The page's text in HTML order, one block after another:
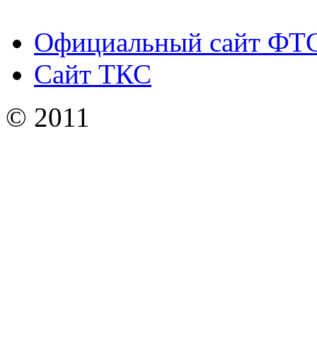
Официальный сайт
Сайт ТКС
© 2011